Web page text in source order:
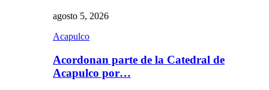
agosto 5, 2026
Acapulco
Acordonan parte de la Catedral de
Acapulco por…